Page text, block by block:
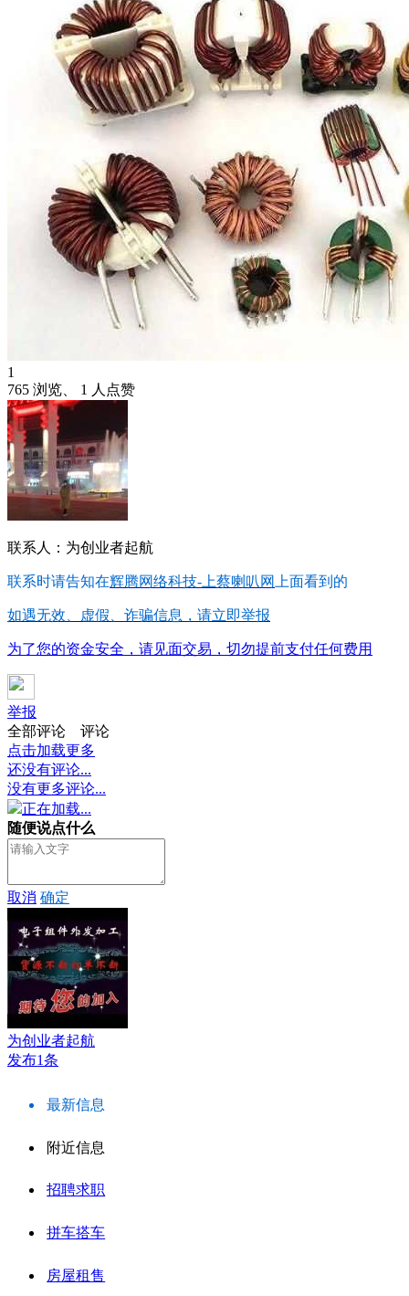
1
765 浏览、 1 人点赞
联系人：为创业者起航
联系时请告知在辉腾网络科技-上蔡喇叭网 上面看到的
如遇无效、虚假、诈骗信息，请立即举报
为了您的资金安全，请见面交易，切勿提前支付任何费用
举报
全部评论
评论
点击加载更多
还没有评论...
没有更多评论...
正在加载...
随便说点什么
取消 确定
为创业者起航
发布1条
最新信息
附近信息
招聘求职
拼车搭车
房屋租售